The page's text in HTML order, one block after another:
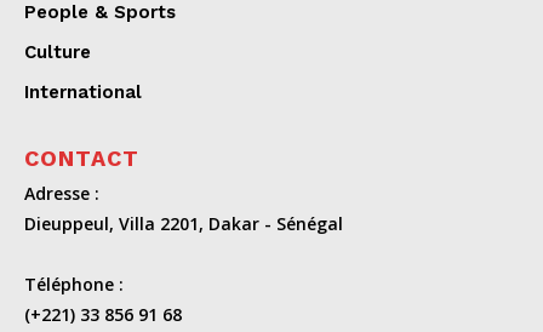
People & Sports
Culture
International
CONTACT
Adresse :
Dieuppeul, Villa 2201, Dakar - Sénégal
Téléphone :
(+221) 33 856 91 68